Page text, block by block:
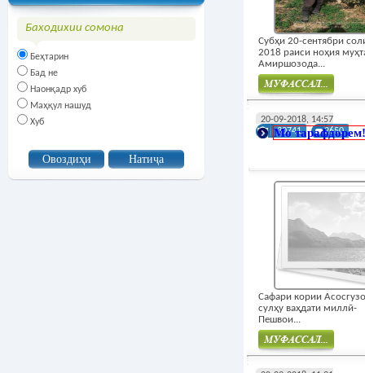
Баходихии сомона
Беҳтарин
Бад не
Наонқадр хуб
Маҳқул нашуд
Хуб
Субҳи 20-сентябри
2018 раиси ноҳия
Амиршозода...
20-09-2018, 14:57
30741
2650
Мо тарафдорем!
Сафари кории
сулҳу ваҳдати миллӣ-
Пешвои...